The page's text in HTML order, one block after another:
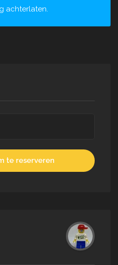
achterlaten.
te reserveren